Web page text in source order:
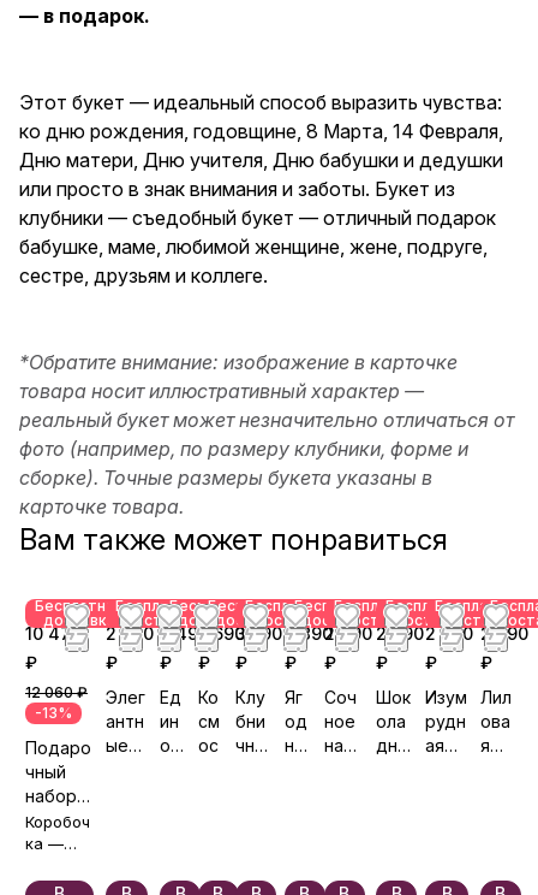
— в подарок.
Этот букет — идеальный способ выразить чувства:
ко дню рождения, годовщине, 8 Марта, 14 Февраля,
Дню матери, Дню учителя, Дню бабушки и дедушки
или просто в знак внимания и заботы. Букет из
клубники — съедобный букет — отличный подарок
бабушке, маме, любимой женщине, жене, подруге,
сестре, друзьям и коллеге.
*Обратите внимание: изображение в карточке
товара носит иллюстративный характер —
реальный букет может незначительно отличаться от
фото (например, по размеру клубники, форме и
сборке). Точные размеры букета указаны в
карточке товара.
Вам также может понравиться
Бесплатная
доставка
10 470
₽
12 060 ₽
-13%
Подаро
чный
набор
«Всё и
сразу»
Коробоч
ка —
но🎀
Бесплатная
доставка
2 890
₽
Элег
антн
ые
Бесплатная
доставка
6 490
₽
Ед
ин
ор
Бесплатная
доставка
5 690
₽
Ко
см
ос
Бесплатная
доставка
3 590
₽
Клу
бни
чна
Бесплатная
доставка
2 890
₽
Яг
од
на
Бесплатная
доставка
2 890
₽
Соч
ное
насл
Бесплатная
доставка
2 890
₽
Шок
ола
дны
Бесплатная
доставка
2 390
₽
Изум
рудн
ая
2 390
₽
Лил
ова
я